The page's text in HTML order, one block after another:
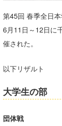
第45回 春季全日
6月11日～12日に
催された。
以下リザルト
大学生の部
団体戦
伊豆
千葉南
大阪
四国
ルール＆How
VOTE!
サーファーズ